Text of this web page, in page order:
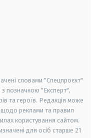
словами "Спецпроєкт"
з позначкою "Експерт",
та героїв. Редакція може
щодо реклами та правил
користування сайтом.
для осіб старше 21